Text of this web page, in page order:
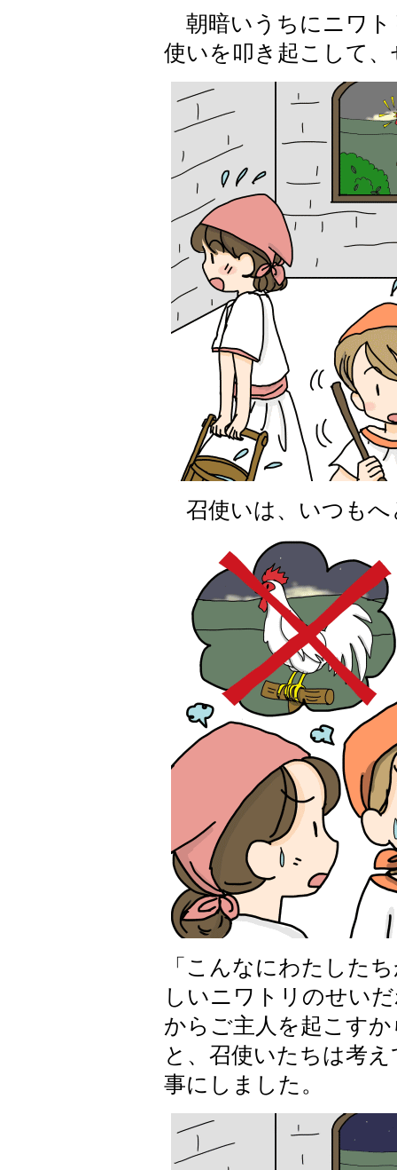
朝暗いうちにニワト
使いを叩き起こして
召使いは、いつもへ
「こんなにわたした
しいニワトリのせい
からご主人を起こす
と、召使いたちは考
事にしました。